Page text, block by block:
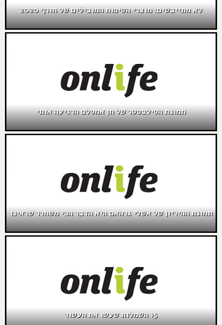
לא מתייבשים: מוצרי הטיפוח המובילים של חורף 2020
תמונת הסילבסטר של חן אמסלם הרגיעה אותי
תמונת ההיריון של אשלי גרהאם היא הדבר הכי משחרר שראינו
15 השמלות שעשו את העשור